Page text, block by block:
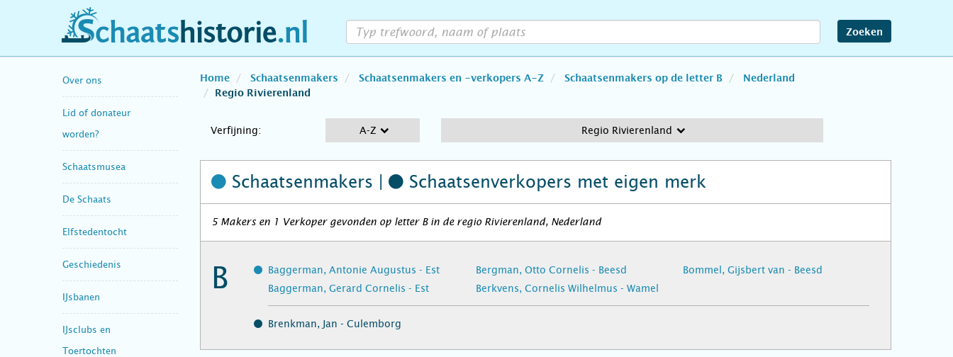
schaatshistorie.nl Zoeken
Over ons
Lid of donateur
worden?
Schaatsmusea
De Schaats
Elfstedentocht
Geschiedenis
IJsbanen
IJsclubs en
Toertochten
Home Schaatsenmakers Schaatsenmakers en -verkopers A-Z Schaatsenmakers op de letter B
Nederland
Regio Rivierenland
Verfijning: A-Z Regio Rivierenland
Schaatsenmakers | Schaatsenverkopers met eigen merk
5 Makers en 1 Verkoper gevonden op letter B in de regio Rivierenland, Nederland
B
Baggerman, Antonie Augustus - Est
Baggerman, Gerard Cornelis - Est
Bergman, Otto Cornelis - Beesd
Berkvens, Cornelis Wilhelmus - Wamel
Bommel, Gijsbert van - Beesd
Brenkman, Jan - Culemborg